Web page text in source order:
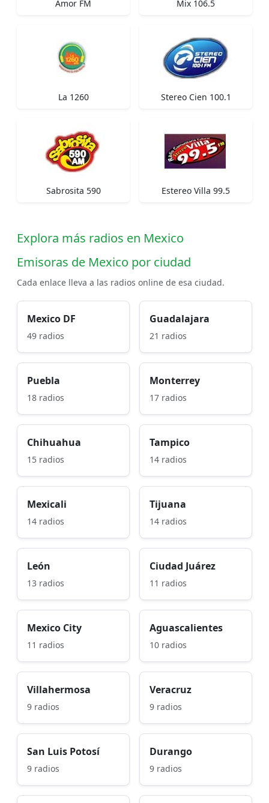
Amor FM Mix 106.5
La 1260 Stereo Cien 100.1
Sabrosita 590 Estereo Villa 99.5
Explora más radios en Mexico
Emisoras de Mexico por ciudad
Cada enlace lleva a las radios online de esa ciudad.
Mexico DF
49 radios
Guadalajara
21 radios
Puebla
18 radios
Monterrey
17 radios
Chihuahua
15 radios
Tampico
14 radios
Mexicali
14 radios
Tijuana
14 radios
León
13 radios
Ciudad Juárez
11 radios
Mexico City
11 radios
Aguascalientes
10 radios
Villahermosa
9 radios
Veracruz
9 radios
San Luis Potosí
9 radios
Durango
9 radios